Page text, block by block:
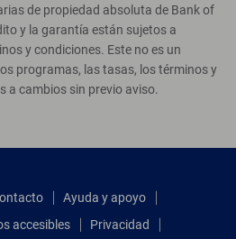
de propiedad absoluta de Bank of
y la garantía están sujetos a
y condiciones. Este no es un
programas, las tasas, los términos y
a cambios sin previo aviso.
Ayuda y apoyo
accesibles
Privacidad